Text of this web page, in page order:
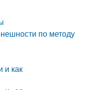
по методу
и как